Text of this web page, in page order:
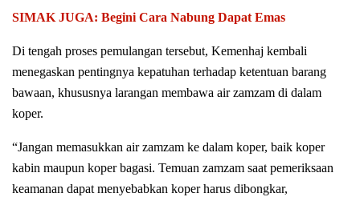
SIMAK JUGA: Begini Cara Nabung Dapat Emas
Di tengah proses pemulangan tersebut, Kemenhaj kembali
menegaskan pentingnya kepatuhan terhadap ketentuan barang
bawaan, khususnya larangan membawa air zamzam di dalam
koper.
“Jangan memasukkan air zamzam ke dalam koper, baik koper
kabin maupun koper bagasi. Temuan zamzam saat pemeriksaan
keamanan dapat menyebabkan koper harus dibongkar,